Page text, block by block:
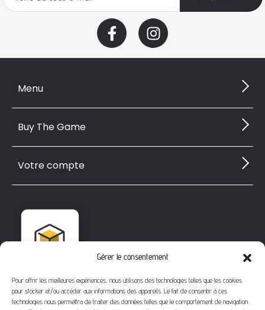
Gérer le consentement
Pour offrir les meilleures expériences, nous utilisons des technologies telles que les cookies
pour stocker et/ou accéder aux informations des appareils. Le fait de consentir à ces
technologies nous permettra de traiter des données telles que le comportement de navigation
Menu
Buy The Game
Votre compte